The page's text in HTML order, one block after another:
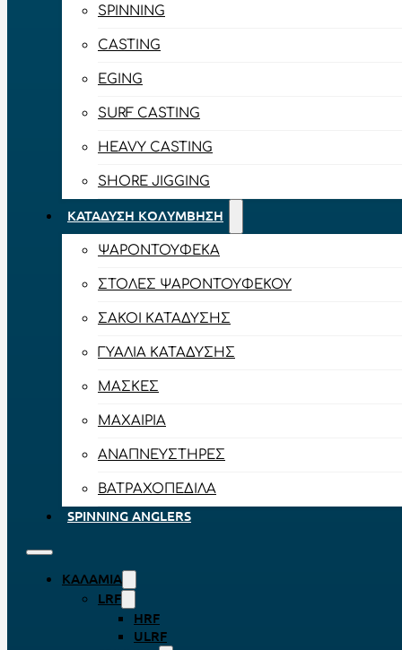
SPINNING
CASTING
EGING
SURF CASTING
HEAVY CASTING
SHORE JIGGING
ΚΑΤΆΔΥΣΗ ΚΟΛΎΜΒΗΣΗ
ΨΑΡΟΝΤΟΎΦΕΚΑ
ΣΤΟΛΈΣ ΨΑΡΟΝΤΟΎΦΕΚΟΥ
ΣΆΚΟΙ ΚΑΤΆΔΥΣΗΣ
ΓΥΑΛΙΆ ΚΑΤΆΔΥΣΗΣ
ΜΆΣΚΕΣ
ΜΑΧΑΊΡΙΑ
ΑΝΑΠΝΕΥΣΤΉΡΕΣ
ΒΑΤΡΑΧΟΠΈΔΙΛΑ
SPINNING ANGLERS
ΚΑΛΆΜΙΑ
LRF
HRF
ULRF